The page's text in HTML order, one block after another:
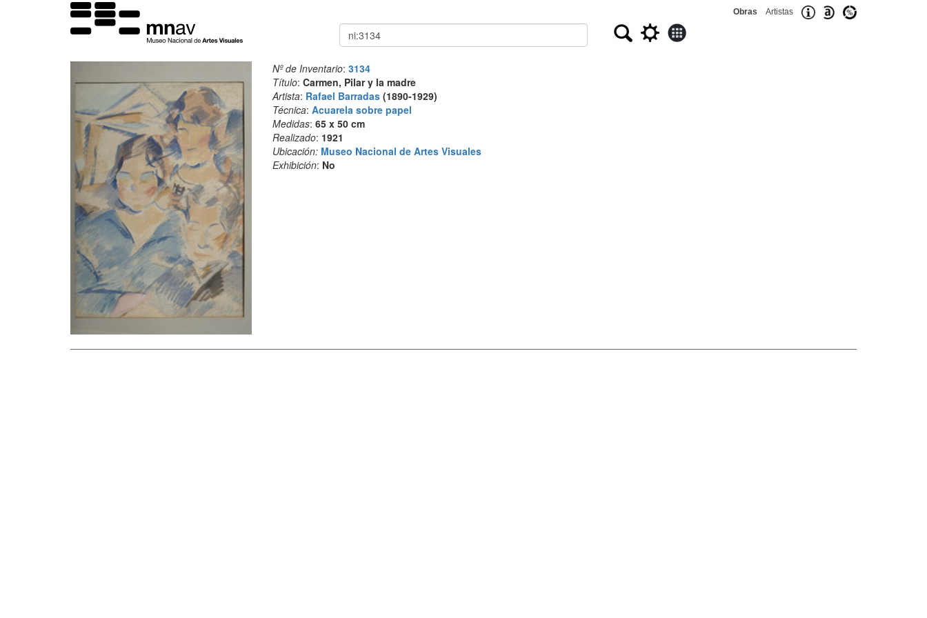
Obras Artistas
Buscar
Nº de Inventario: 3134
Título: Carmen, Pilar y la madre
Artista: Rafael Barradas(1890-1929)
Técnica: Acuarela sobre papel
Medidas: 65 x 50 cm
Realizado: 1921
Ubicación: Museo Nacional de Artes Visuales
Exhibición: No